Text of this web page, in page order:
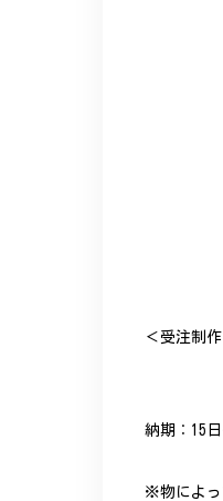
＜受注制
納期：15
※物によっ